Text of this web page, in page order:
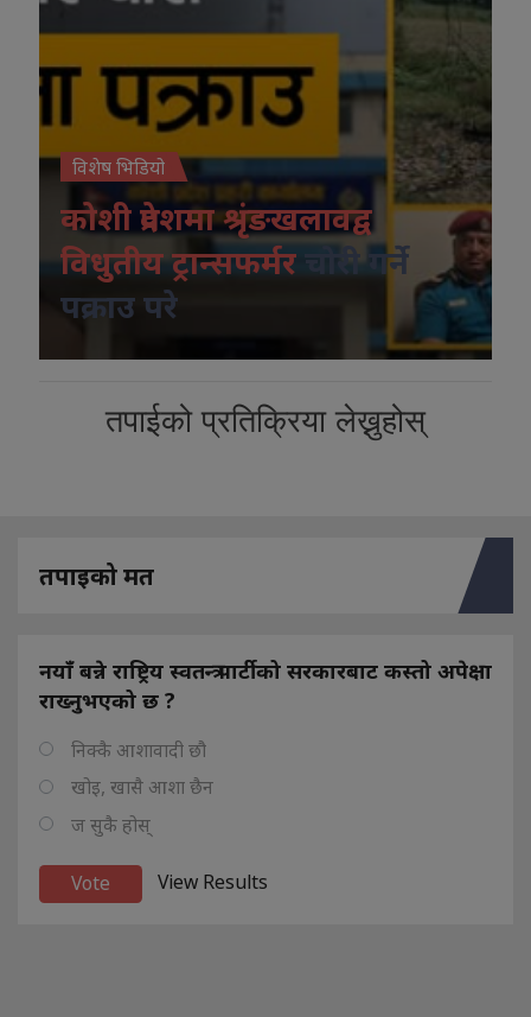
विशेष भिडियो
कोशी प्रदेशमा श्रृंङखलावद्व
विधुतीय ट्रान्सफर्मर
चोरी गर्ने
पक्राउ परे
तपाईको प्रतिक्रिया लेख्नुहोस्
तपाइको मत
नयाँ बन्ने राष्ट्रिय स्वतन्त्र पार्टीको सरकारबाट कस्तो अपेक्षा
राख्नुभएको छ ?
निक्कै आशावादी छौ
खोइ, खासै आशा छैन
ज सुकै होस्
View Results